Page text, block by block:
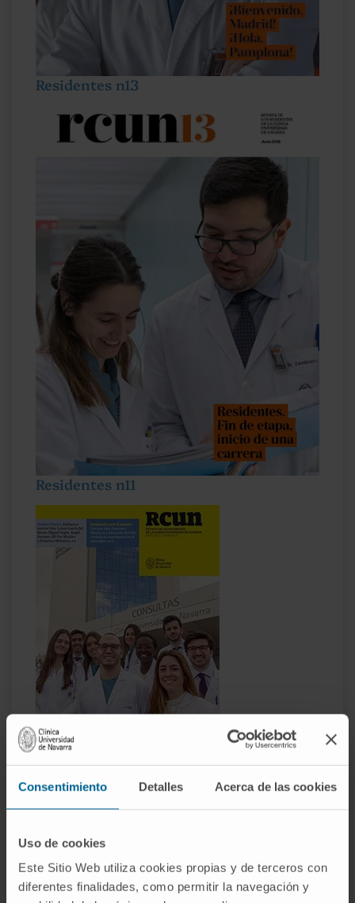
Consentimiento Detalles Acerca de las cookies
Uso de cookies
Este Sitio Web utiliza cookies propias y de terceros con
diferentes finalidades, como permitir la navegación y
Residentes n13
Residentes n11